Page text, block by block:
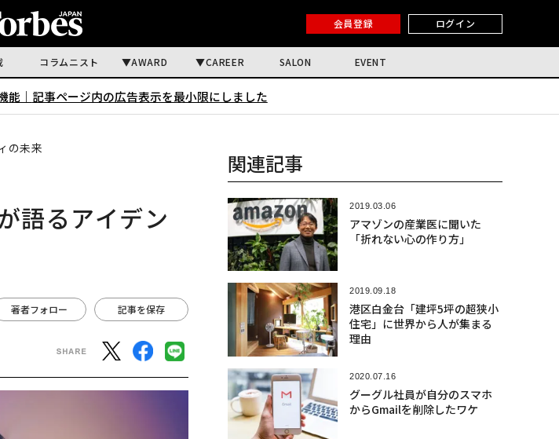
会員登録 ログイン
コラムニスト AWARD CAREER SALON EVENT
能｜ 記事ページ内の広告表示を最小限にしました
の未来
語るアイデン
著者フォロー 記事を保存
関連記事
2019.03.06
アマゾンの産業医に聞いた
「折れない心の作り方」
2019.09.18
港区白金台「建坪5坪の超狭小
住宅」に世界から人が集まる
理由
2020.07.16
グーグル社員が自分のスマホ
からGmailを削除したワケ